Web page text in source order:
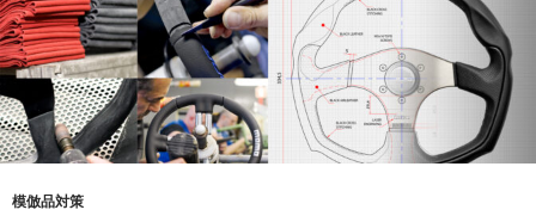
模倣品対策